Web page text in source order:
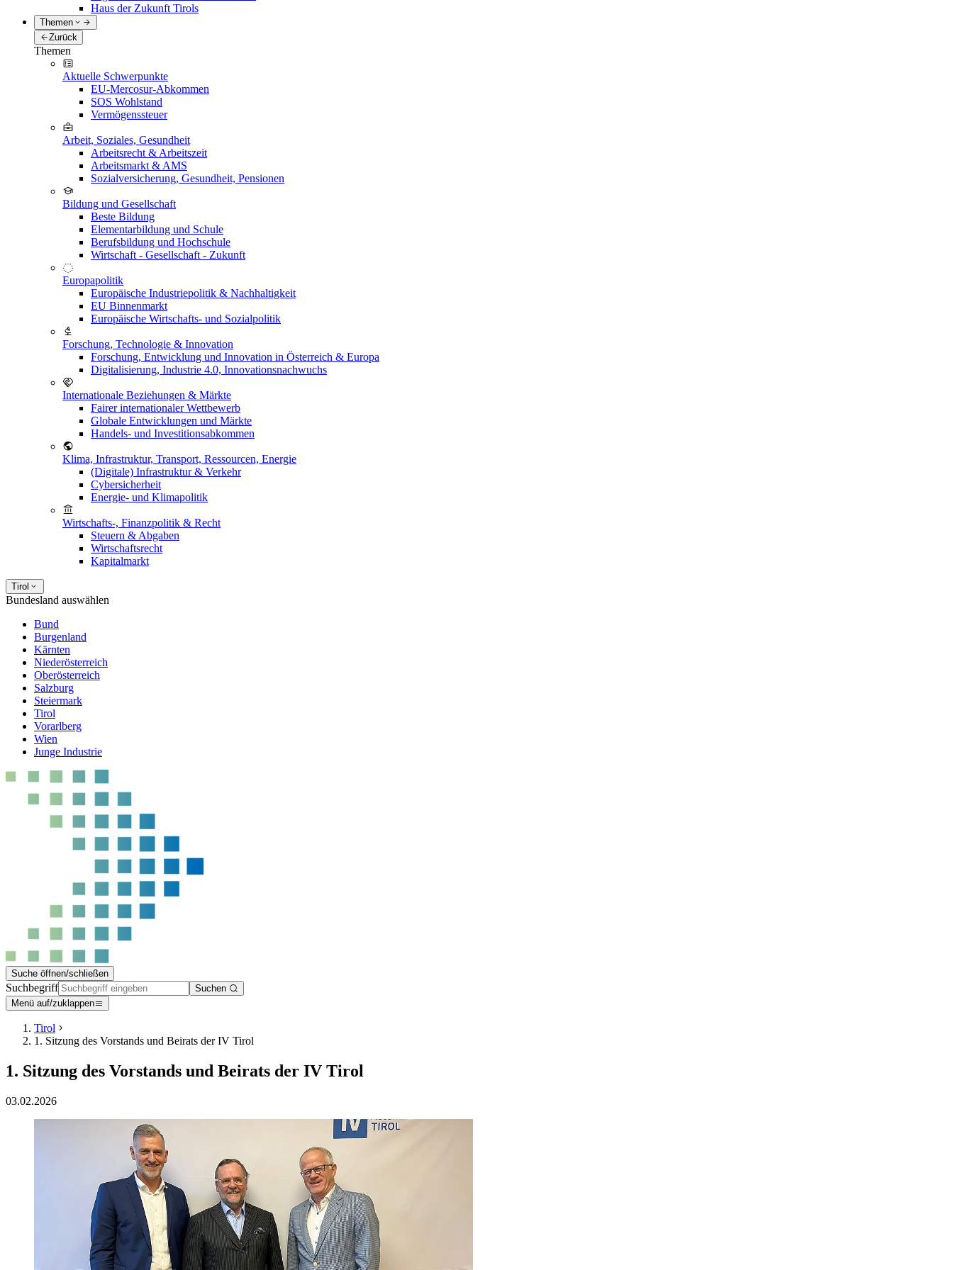
Haus der Zukunft Tirols
Themen
Zurück
Themen
Aktuelle Schwerpunkte
EU-Mercosur-Abkommen
SOS Wohlstand
Vermögenssteuer
Arbeit, Soziales, Gesundheit
Arbeitsrecht & Arbeitszeit
Arbeitsmarkt & AMS
Sozialversicherung, Gesundheit, Pensionen
Bildung und Gesellschaft
Beste Bildung
Elementarbildung und Schule
Berufsbildung und Hochschule
Wirtschaft - Gesellschaft - Zukunft
Europapolitik
Europäische Industriepolitik & Nachhaltigkeit
EU Binnenmarkt
Europäische Wirtschafts- und Sozialpolitik
Forschung, Technologie & Innovation
Forschung, Entwicklung und Innovation in Österreich & Europa
Digitalisierung, Industrie 4.0, Innovationsnachwuchs
Internationale Beziehungen & Märkte
Fairer internationaler Wettbewerb
Globale Entwicklungen und Märkte
Handels- und Investitionsabkommen
Klima, Infrastruktur, Transport, Ressourcen, Energie
(Digitale) Infrastruktur & Verkehr
Cybersicherheit
Energie- und Klimapolitik
Wirtschafts-, Finanzpolitik & Recht
Steuern & Abgaben
Wirtschaftsrecht
Kapitalmarkt
Tirol
Bundesland auswählen
Bund
Burgenland
Kärnten
Niederösterreich
Oberösterreich
Salzburg
Steiermark
Tirol
Vorarlberg
Wien
Junge Industrie
Suche öffnen/schließen
Suchbegriff
Suchen
Menü auf/zuklappen
Tirol
1. Sitzung des Vorstands und Beirats der IV Tirol
1. Sitzung des Vorstands und Beirats der IV Tirol
03.02.2026